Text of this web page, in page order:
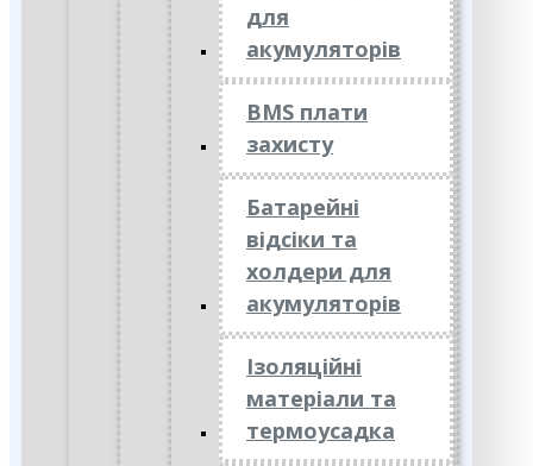
для
акумуляторів
BMS плати
захисту
Батарейні
відсіки та
холдери для
акумуляторів
Ізоляційні
матеріали та
термоусадка